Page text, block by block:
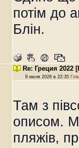
потім до
Блін.
Re: Греция 2022
9 июля 2026 в 22:35
Там з
описом.
пляжів,